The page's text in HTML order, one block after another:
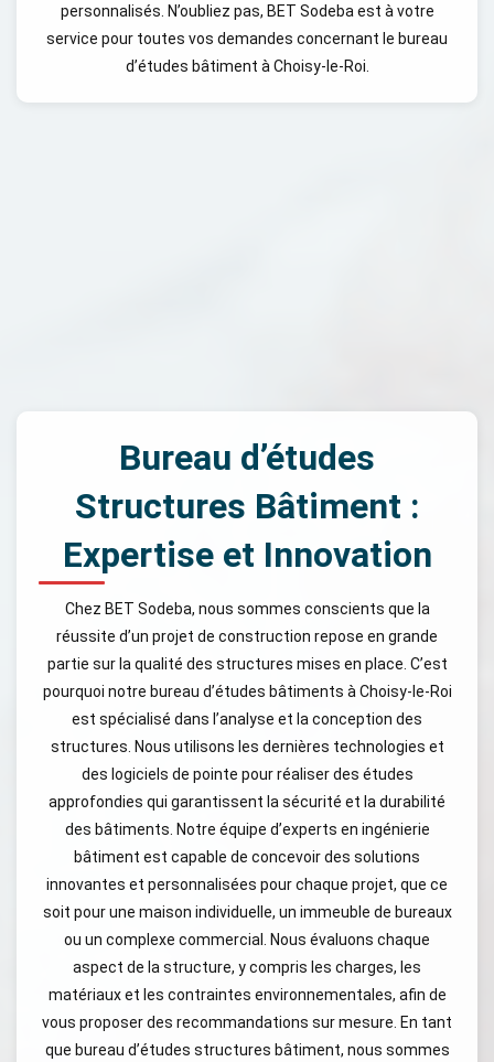
personnalisés. N’oubliez pas, BET Sodeba est à votre
service pour toutes vos demandes concernant le bureau
d’études bâtiment à Choisy-le-Roi.
Bureau d’études
Structures Bâtiment :
Expertise et Innovation
Chez BET Sodeba, nous sommes conscients que la
réussite d’un projet de construction repose en grande
partie sur la qualité des structures mises en place. C’est
pourquoi notre bureau d’études bâtiments à Choisy-le-Roi
est spécialisé dans l’analyse et la conception des
structures. Nous utilisons les dernières technologies et
des logiciels de pointe pour réaliser des études
approfondies qui garantissent la sécurité et la durabilité
des bâtiments. Notre équipe d’experts en ingénierie
bâtiment est capable de concevoir des solutions
innovantes et personnalisées pour chaque projet, que ce
soit pour une maison individuelle, un immeuble de bureaux
ou un complexe commercial. Nous évaluons chaque
aspect de la structure, y compris les charges, les
matériaux et les contraintes environnementales, afin de
vous proposer des recommandations sur mesure. En tant
que bureau d’études structures bâtiment, nous sommes